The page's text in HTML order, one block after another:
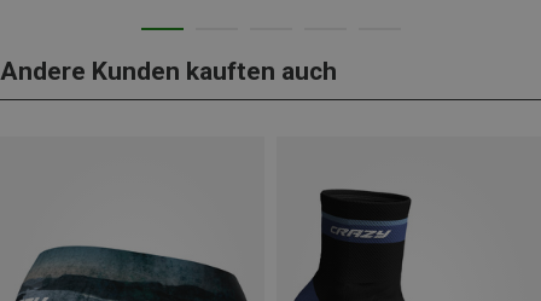
Andere Kunden kauften auch